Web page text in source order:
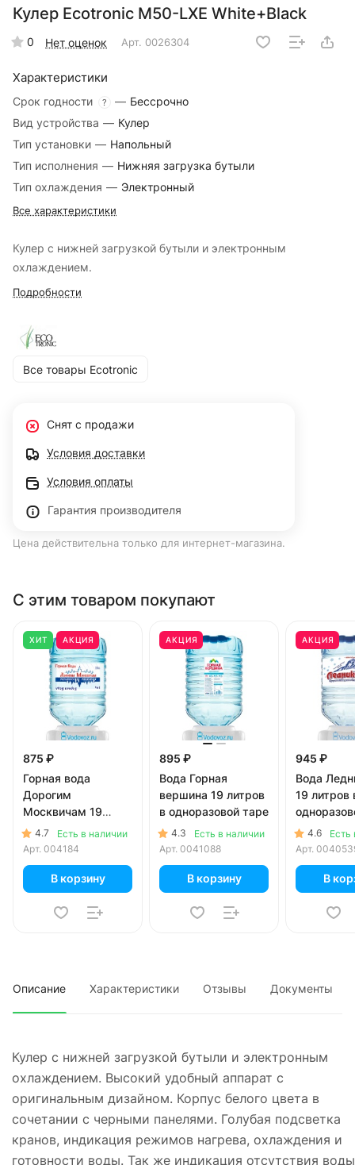
Кулер Ecotronic M50-LXE White+Black
0 Нет оценок Арт. 0026304
Характеристики
Срок годности ? — Бессрочно
Вид устройства — Кулер
Тип установки — Напольный
Тип исполнения — Нижняя загрузка бутыли
Тип охлаждения — Электронный
Все характеристики
Кулер с нижней загрузкой бутыли и электронным
охлаждением.
Подробности
Все товары Ecotronic
Снят с продажи
Условия доставки
Условия оплаты
Гарантия производителя
Цена действительна только для интернет-магазина.
С этим товаром покупают
ХИТ АКЦИЯ
875 ₽
Горная вода
Дорогим
Москвичам 19
литров в
одноразовой таре
4.7
Есть в наличии
Арт. 004184
В корзину
АКЦИЯ
895 ₽
Вода Горная
вершина 19 литров
в одноразовой таре
4.3
Есть в наличии
Арт. 0041088
В корзину
АКЦИЯ
945 ₽
Вода
19 литров
4.6
Есть
Арт.
В
Описание Характеристики Отзывы Документы
Кулер с нижней загрузкой бутыли и электронным
охлаждением. Высокий удобный аппарат с
оригинальным дизайном. Корпус белого цвета в
сочетании с черными панелями. Голубая подсветка
кранов, индикация режимов нагрева, охлаждения и
готовности воды. Так же индикация отсутствия воды